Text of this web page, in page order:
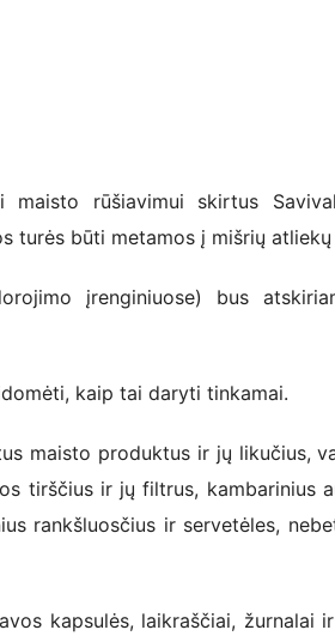
rūšiavimui skirtus
turės būti metamos į mišrių
įrenginiuose) bus
kaip tai daryti tinkamai.
maisto produktus ir jų likučius,
tirščius ir jų filtrus, kambarinius
rankšluosčius ir servetėles,
kapsulės, laikraščiai, žurnalai